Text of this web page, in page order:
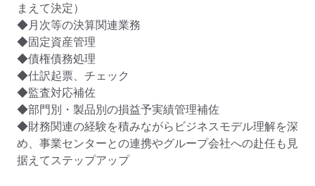
まえて決定）
◆月次等の決算関連業務
◆固定資産管理
◆債権債務処理
◆仕訳起票、チェック
◆監査対応補佐
◆部門別・製品別の損益予実績管理補佐
◆財務関連の経験を積みながらビジネスモデル理解を深
め、事業センターとの連携やグループ会社への赴任も見
据えてステップアップ